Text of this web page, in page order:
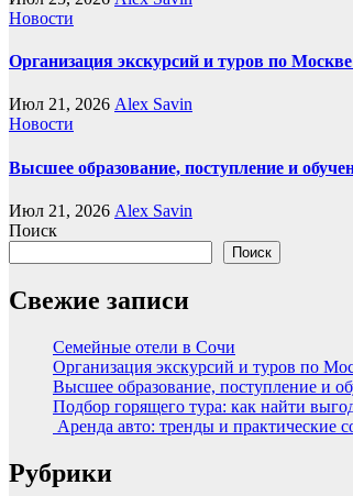
Новости
Организация экскурсий и туров по
Июл 21, 2026 Alex Savin
Новости
Высшее образование, поступление и
Июл 21, 2026 Alex Savin
Поиск
Поиск
Свежие записи
Семейные отели в Сочи
Организация экскурсий и туров по
Высшее образование, поступление и
Подбор горящего тура: как найти
Аренда авто: тренды и практические
Рубрики